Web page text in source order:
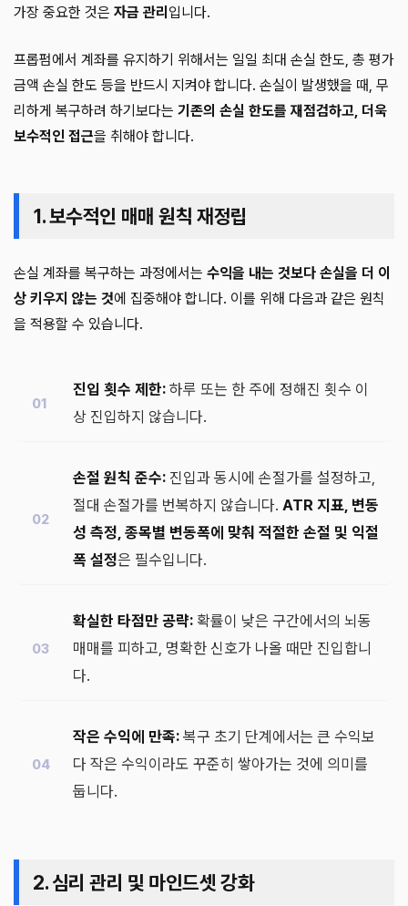
가장 중요한 것은 자금 관리 입니다.
프롭펌에서 계좌를 유지하기 위해서는 일일 최대 손실 한도, 총 평가
금액 손실 한도 등을 반드시 지켜야 합니다. 손실이 발생했을 때, 무
리하게 복구하려 하기보다는 기존의 손실 한도를 재점검하고, 더욱
보수적인 접근을 취해야 합니다.
1. 보수적인 매매 원칙 재정립
손실 계좌를 복구하는 과정에서는 수익을 내는 것보다 손실을 더 이
상 키우지 않는 것에 집중해야 합니다. 이를 위해 다음과 같은 원칙
을 적용할 수 있습니다.
진입 횟수 제한: 하루 또는 한 주에 정해진 횟수 이
상 진입하지 않습니다.
손절 원칙 준수: 진입과 동시에 손절가를 설정하고,
절대 손절가를 번복하지 않습니다. ATR 지표, 변동
성 측정, 종목별 변동폭에 맞춰 적절한 손절 및 익절
폭 설정은 필수입니다.
확실한 타점만 공략: 확률이 낮은 구간에서의 뇌동
매매를 피하고, 명확한 신호가 나올 때만 진입합니
다.
작은 수익에 만족: 복구 초기 단계에서는 큰 수익보
다 작은 수익이라도 꾸준히 쌓아가는 것에 의미를
둡니다.
2. 심리 관리 및 마인드셋 강화